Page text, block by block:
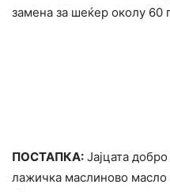
замена за шеќер околу 60
ПОСТАПКА: Јајцата
лажичка маслиново масло